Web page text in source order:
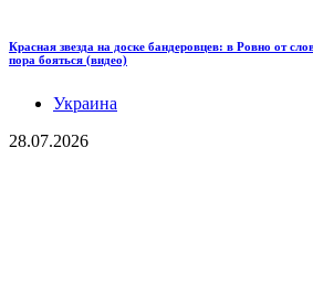
Красная звезда на доске бандеровцев: в Ровно от
пора бояться (видео)
Украина
28.07.2026